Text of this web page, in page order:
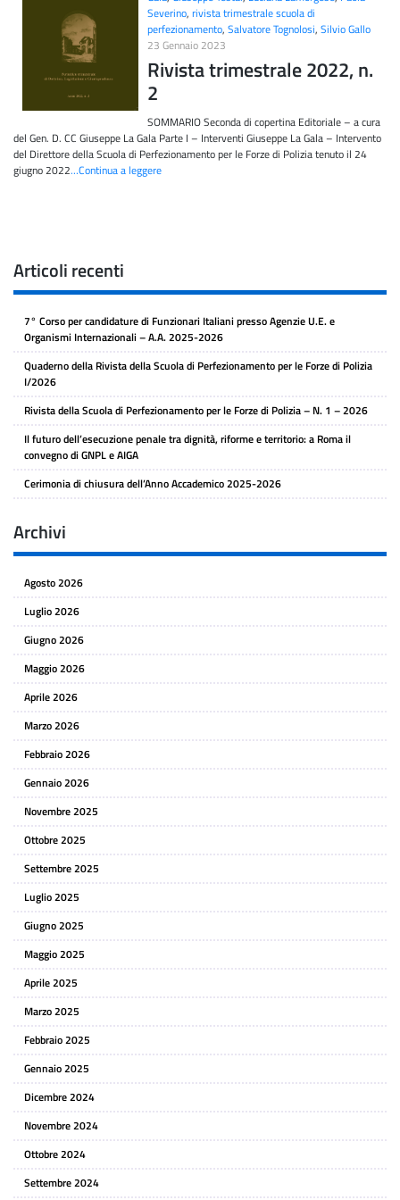
Severino, rivista trimestrale scuola di
perfezionamento, Salvatore Tognolosi, Silvio Gallo
23 Gennaio 2023
Rivista trimestrale 2022, n.
2
SOMMARIO Seconda di copertina Editoriale – a cura
del Gen. D. CC Giuseppe La Gala Parte I – Interventi Giuseppe La Gala – Intervento
del Direttore della Scuola di Perfezionamento per le Forze di Polizia tenuto il 24
giugno 2022…Continua a leggere
Articoli recenti
7° Corso per candidature di Funzionari Italiani presso Agenzie U.E. e
Organismi Internazionali – A.A. 2025-2026
Quaderno della Rivista della Scuola di Perfezionamento per le Forze di Polizia
I/2026
Rivista della Scuola di Perfezionamento per le Forze di Polizia – N. 1 – 2026
Il futuro dell’esecuzione penale tra dignità, riforme e territorio: a Roma il
convegno di GNPL e AIGA
Cerimonia di chiusura dell’Anno Accademico 2025-2026
Archivi
Agosto 2026
Luglio 2026
Giugno 2026
Maggio 2026
Aprile 2026
Marzo 2026
Febbraio 2026
Gennaio 2026
Novembre 2025
Ottobre 2025
Settembre 2025
Luglio 2025
Giugno 2025
Maggio 2025
Aprile 2025
Marzo 2025
Febbraio 2025
Gennaio 2025
Dicembre 2024
Novembre 2024
Ottobre 2024
Settembre 2024